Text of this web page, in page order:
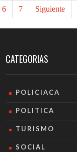
6 7 Siguiente
CATEGORIAS
POLICIACA
POLITICA
TURISMO
SOCIAL